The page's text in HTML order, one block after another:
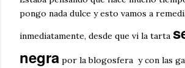
pongo nada dulce y esto vamos a
inmediatamente, desde que vi la tarta
negra por la blogosfera y con las